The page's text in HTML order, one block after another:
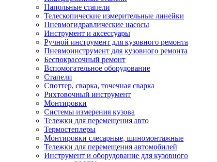
Напольные стапели
Телескопические измерительные линейки
Пневмогидравлические насосы
Инструмент и аксессуары
Ручной инструмент для кузовного ремонта
Пневмоинструмент для кузовного ремонта
Беспокрасочный ремонт
Вспомогательное оборудование
Стапели
Споттер, сварка, точечная сварка
Рихтовочный инструмент
Монтировки
Системы измерения кузова
Тележки для перемещения авто
Термостеплеры
Монтировки слесарные, шиномонтажные
Тележки для перемещения автомобилей
Инструмент и оборудование для кузовного